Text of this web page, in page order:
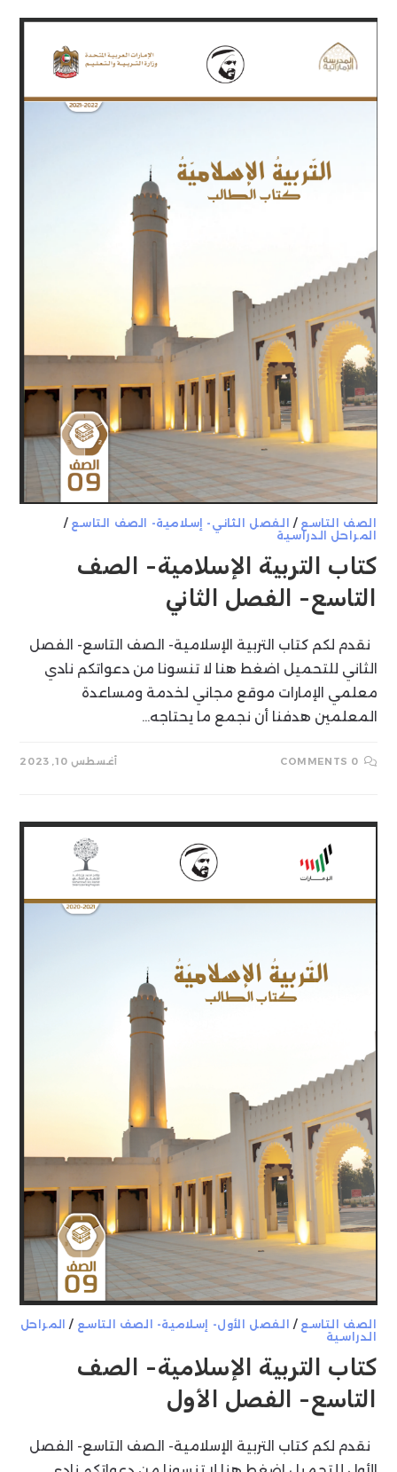
الصف التاسع / الفصل الثاني- إسلامية- الصف التاسع /
المراحل الدراسية
كتاب التربية الإسلامية- الصف
التاسع- الفصل الثاني
نقدم لكم كتاب التربية الإسلامية- الصف التاسع- الفصل
الثاني للتحميل اضغط هنا لا تنسونا من دعواتكم نادي
معلمي الإمارات موقع مجاني لخدمة ومساعدة
المعلمين هدفنا أن نجمع ما يحتاجه…
0 COMMENTS أغسطس 10, 2023
الصف التاسع / الفصل الأول- إسلامية- الصف التاسع /
المراحل
الدراسية
كتاب التربية الإسلامية- الصف
التاسع- الفصل الأول
نقدم لكم كتاب التربية الإسلامية- الصف التاسع- الفصل